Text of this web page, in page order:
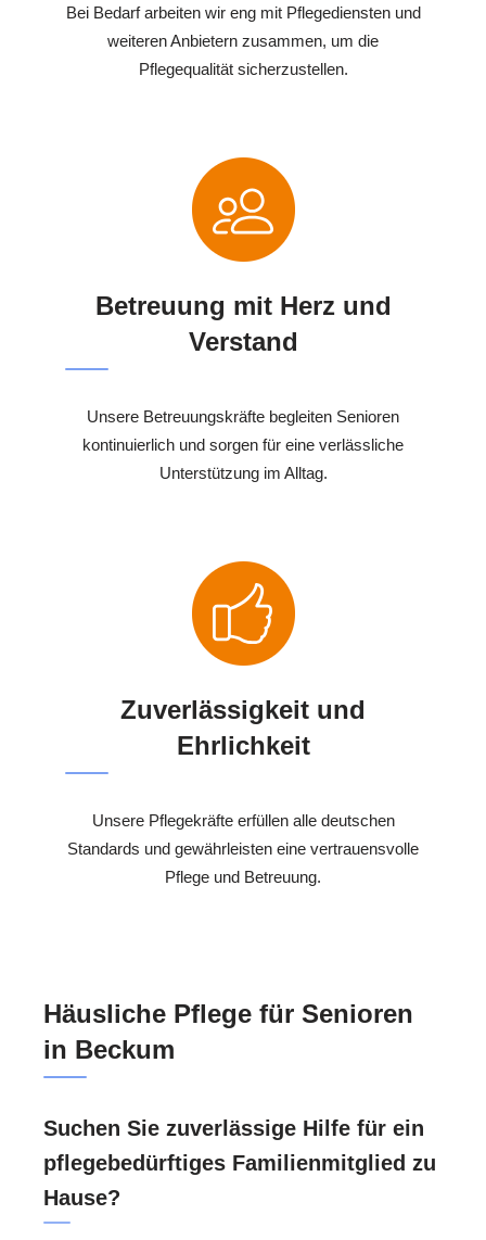
Bei Bedarf arbeiten wir eng mit Pflegediensten und
weiteren Anbietern zusammen, um die
Pflegequalität sicherzustellen.
Betreuung mit Herz und
Verstand
Unsere Betreuungskräfte begleiten Senioren
kontinuierlich und sorgen für eine verlässliche
Unterstützung im Alltag.
Zuverlässigkeit und
Ehrlichkeit
Unsere Pflegekräfte erfüllen alle deutschen
Standards und gewährleisten eine vertrauensvolle
Pflege und Betreuung.
Häusliche Pflege für Senioren
in Beckum
Suchen Sie zuverlässige Hilfe für ein
pflegebedürftiges Familienmitglied zu
Hause?